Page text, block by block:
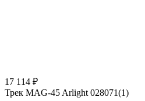
17 114 ₽
Трек MAG-45 Arlight 028071(1)